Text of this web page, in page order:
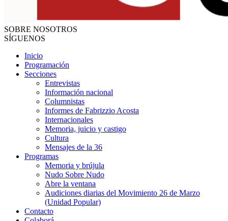
SOBRE NOSOTROS
SÍGUENOS
Inicio
Programación
Secciones
Entrevistas
Información nacional
Columnistas
Informes de Fabrizzio Acosta
Internacionales
Memoria, juicio y castigo
Cultura
Mensajes de la 36
Programas
Memoria y brújula
Nudo Sobre Nudo
Abre la ventana
Audiciones diarias del Movimiento 26 de Marzo
(Unidad Popular)
Contacto